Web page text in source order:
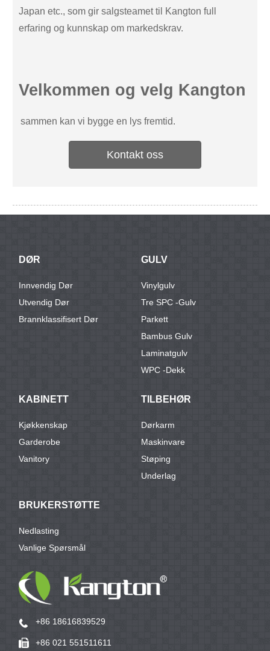
Japan etc., som gir salgsteamet til Kangton full
erfaring og kunnskap om markedskrav.
Velkommen og velg Kangton
sammen kan vi bygge en lys fremtid.
Kontakt oss
DØR
Innvendig Dør
Utvendig Dør
Brannklassifisert Dør
GULV
Vinylgulv
Tre SPC -gulv
Parkett
Bambus Gulv
Laminatgulv
WPC -dekk
KABINETT
Kjøkkenskap
Garderobe
Vanitory
TILBEHØR
Dørkarm
Maskinvare
Støping
Underlag
BRUKERSTØTTE
Nedlasting
Vanlige Spørsmål
+86 18616839529
+86 021 551511611